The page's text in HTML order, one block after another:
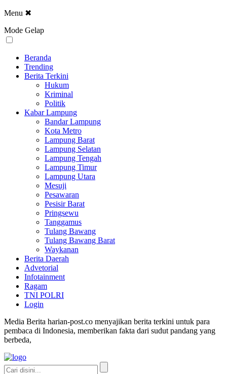
Menu ✖
Mode Gelap
Beranda
Trending
Berita Terkini
Hukum
Kriminal
Politik
Kabar Lampung
Bandar Lampung
Kota Metro
Lampung Barat
Lampung Selatan
Lampung Tengah
Lampung Timur
Lampung Utara
Mesuji
Pesawaran
Pesisir Barat
Pringsewu
Tanggamus
Tulang Bawang
Tulang Bawang Barat
Waykanan
Berita Daerah
Advetorial
Infotainment
Ragam
TNI POLRI
Login
Media Berita harian-post.co menyajikan berita terkini untuk para
pembaca di Indonesia, memberikan fakta dari sudut pandang yang
berbeda,